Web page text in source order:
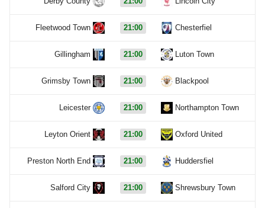
Fleetwood Town 21:00 Chesterfiel
Gillingham 21:00 Luton Town
Grimsby Town 21:00 Blackpool
Leicester 21:00 Northampton Town
Leyton Orient 21:00 Oxford United
Preston North End 21:00 Huddersfiel
Salford City 21:00 Shrewsbury Town